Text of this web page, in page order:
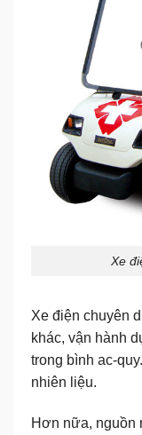
Xe
Xe điện chuyên
khác, vận hành
trong bình ac-
nhiên liệu.
Hơn nữa, nguồn